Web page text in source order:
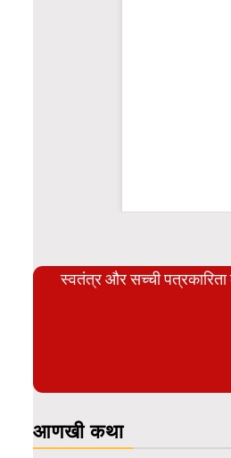
WordPress
स्वतंत्र और सच्ची
आणखी कथा